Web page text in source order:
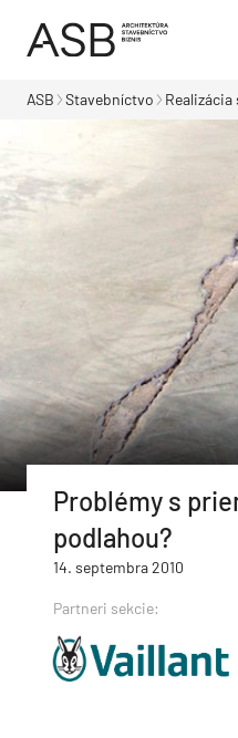
ASB Stavebníctvo Realizácia
Problémy s
podlahou?
14. septembra 2010
Partneri sekcie: